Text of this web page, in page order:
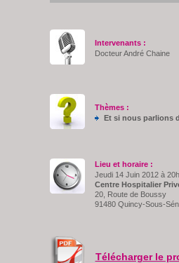
Intervenants :
Docteur André Chaine
Thèmes :
Et si nous parlions
Lieu et horaire :
Jeudi 14 Juin 2012 à
Centre Hospitalier
20, Route de Boussy
91480 Quincy-Sous-
Télécharger le